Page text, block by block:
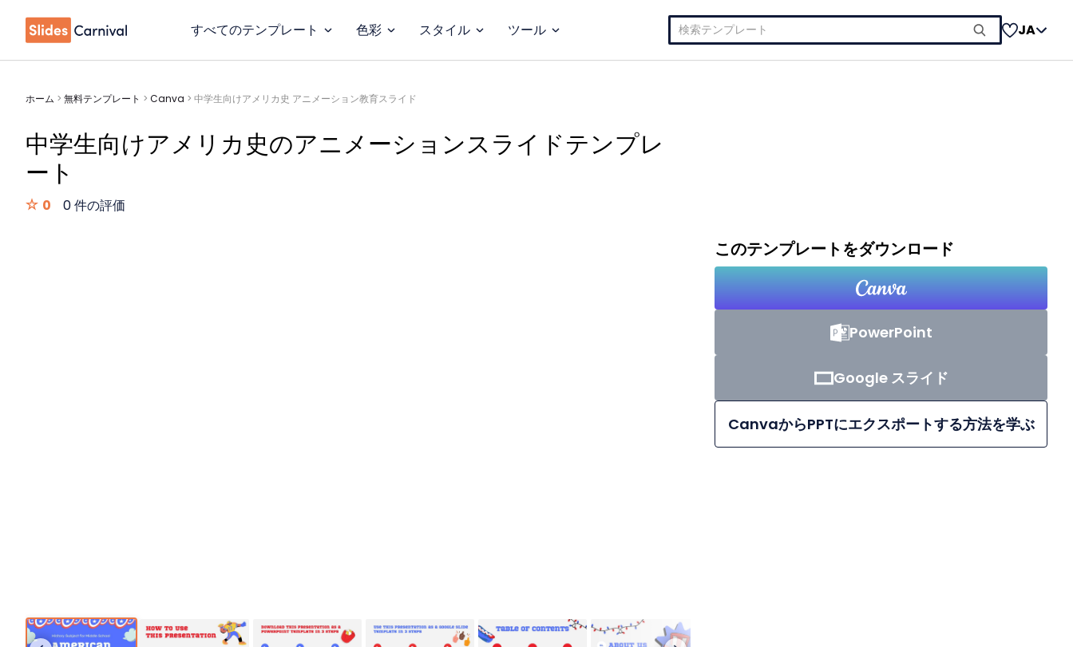
すべてのテンプレート 色彩 スタイル ツール
検
索:
JA
ホーム > 無料テンプレート > Canva > 中学生向けアメリカ史 アニメーション教育スライド
中学生向けアメリカ史のアニメーションスライドテンプレ
ート
0 0 件の評価
このテンプレートをダウンロード
PowerPoint
Google スライド
CanvaからPPTにエクスポートする方法を学ぶ